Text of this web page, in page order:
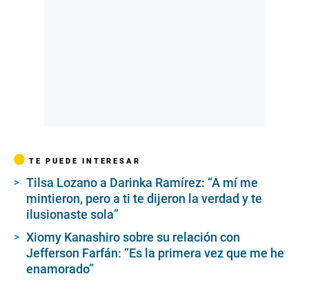
TE PUEDE INTERESAR
Tilsa Lozano a Darinka Ramírez: “A mí me
mintieron, pero a ti te dijeron la verdad y te
ilusionaste sola”
Xiomy Kanashiro sobre su relación con
Jefferson Farfán: “Es la primera vez que me he
enamorado”